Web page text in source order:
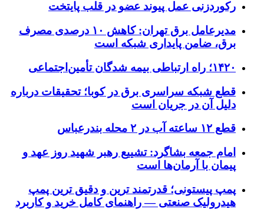
رکوردزنی عمل پیوند عضو در قلب پایتخت
مدیرعامل برق تهران: کاهش ۱۰ درصدی مصرف
برق، ضامن پایداری شبکه است
۱۴۲۰؛ راه ارتباطی بیمه شدگان تأمین‌اجتماعی
قطع شبکه سراسری برق در کوبا؛ تحقیقات درباره
دلیل آن در جریان است
قطع ۱۲ ساعته آب در ۲ محله بندرعباس
امام جمعه بشاگرد: تشییع رهبر شهید روز عهد و
پیمان با آرمان‌ها است
پمپ پیستونی؛ قدرتمند ترین و دقیق‌ ترین پمپ
هیدرولیک صنعتی — راهنمای کامل خرید و کاربرد